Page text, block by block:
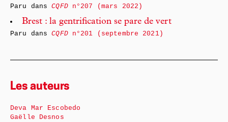
Paru dansCQFDn°207 (mars 2022)
Brest : la gentrification se pare de vert
Paru dansCQFDn°201 (septembre 2021)
Les auteurs
Deva Mar Escobedo
Gaëlle Desnos